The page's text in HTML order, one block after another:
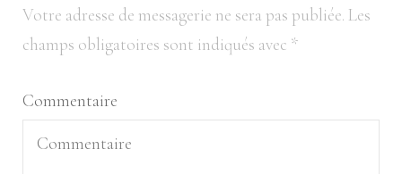
Votre adresse de messagerie ne sera pas publiée. Les
champs obligatoires sont indiqués avec *
Commentaire